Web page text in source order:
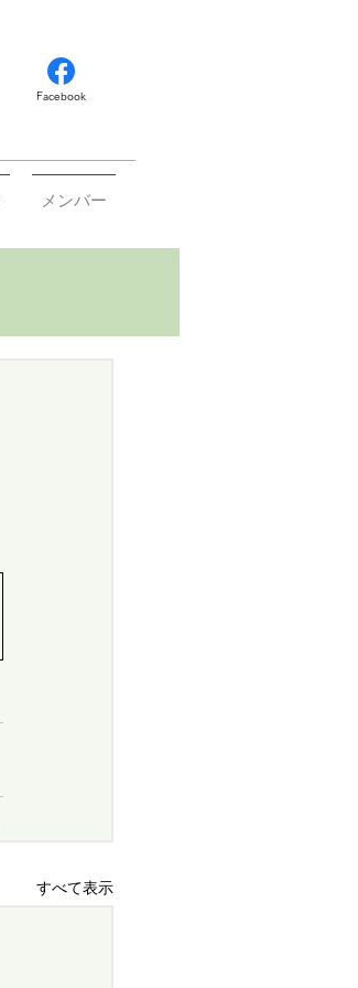
Facebook
メンバー
すべて表示